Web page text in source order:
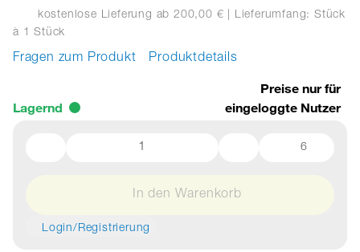
kostenlose Lieferung ab 200,00 € | Lieferumfang: Stück
à 1 Stück
Fragen zum Produkt Produktdetails
Lagernd
Preise nur für
eingeloggte Nutzer
6
In den Warenkorb
Login/Registrierung